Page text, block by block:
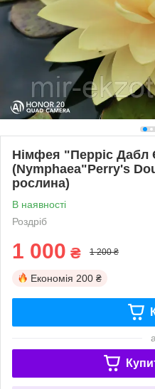
Німфея "Перріс Дабл
(Nymphaea"Perry's
рослина)
В наявності
Роздріб
1 000 ₴ 1 200 ₴
Економія 200 ₴